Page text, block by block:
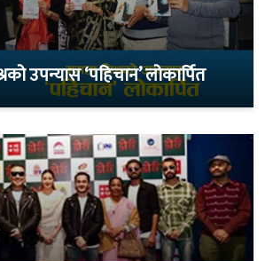
उपन्यास ‘पहिचान’ लोकार्पित